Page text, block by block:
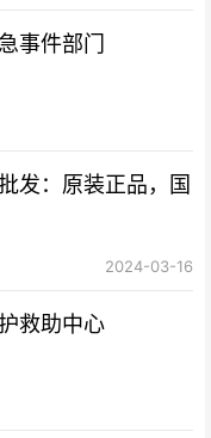
事件部门
发：原装正品，国
2024-03-16
救助中心